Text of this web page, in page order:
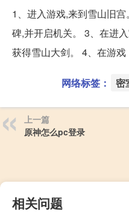
1、进入游戏,来到雪山旧
碑,并开启机关。 3、在进
获得雪山大剑。 4、在游戏
网络标签： 密
上一篇
原神怎么pc登录
相关问题